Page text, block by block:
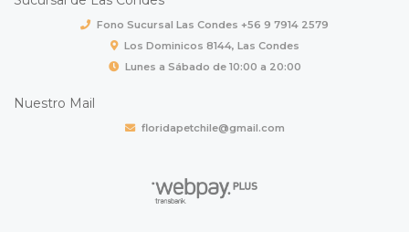
Fono Sucursal Las Condes +56 9 7914 2579
Los Dominicos 8144, Las Condes
Lunes a Sábado de 10:00 a 20:00
Nuestro Mail
floridapetchile@gmail.com